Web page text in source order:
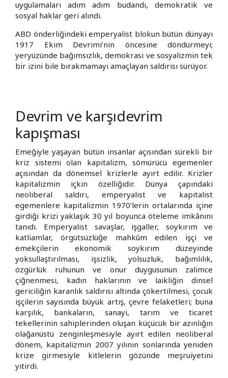
uygulamaları adım adım budandı, demokratik ve
sosyal haklar geri alındı.
ABD önderliğindeki emperyalist blokun bütün dünyayı
1917 Ekim Devrimi’nin öncesine döndürmeyi;
yeryüzünde bağımsızlık, demokrasi ve sosyalizmin tek
bir izini bile bırakmamayı amaçlayan saldırısı sürüyor.
Devrim ve karşıdevrim
kapışması
Emeğiyle yaşayan bütün insanlar açısından sürekli bir
kriz sistemi olan kapitalizm, sömürücü egemenler
açısından da dönemsel krizlerle ayırt edilir. Krizler
kapitalizmin içkin özelliğidir. Dünya çapındaki
neoliberal saldırı, emperyalist ve kapitalist
egemenlere kapitalizmin 1970’lerin ortalarında içine
girdiği krizi yaklaşık 30 yıl boyunca öteleme imkânını
tanıdı. Emperyalist savaşlar, işgaller, soykırım ve
katliamlar, örgütsüzlüğe mahkûm edilen işçi ve
emekçilerin ekonomik soykırım düzeyinde
yoksullaştırılması, işsizlik, yolsuzluk, bağımlılık,
özgürlük ruhunun ve onur duygusunun zalimce
çiğnenmesi, kadın haklarının ve laikliğin dinsel
gericiliğin karanlık saldırısı altında çökertilmesi, çocuk
işçilerin sayısında büyük artış, çevre felaketleri; buna
karşılık, bankaların, sanayi, tarım ve ticaret
tekellerinin sahiplerinden oluşan küçücük bir azınlığın
olağanüstü zenginleşmesiyle ayırt edilen neoliberal
dönem, kapitalizmin 2007 yılının sonlarında yeniden
krize girmesiyle kitlelerin gözünde meşruiyetini
yitirdi.